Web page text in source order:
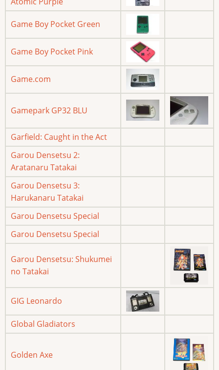
Game Boy Pocket Green
Game Boy Pocket Pink
Game.com
Gamepark GP32 BLU
Garfield: Caught in the Act
Garou Densetsu 2:
Aratanaru Tatakai
Garou Densetsu 3:
Harukanaru Tatakai
Garou Densetsu Special
Garou Densetsu Special
Garou Densetsu: Shukumei
no Tatakai
GIG Leonardo
Global Gladiators
Golden Axe